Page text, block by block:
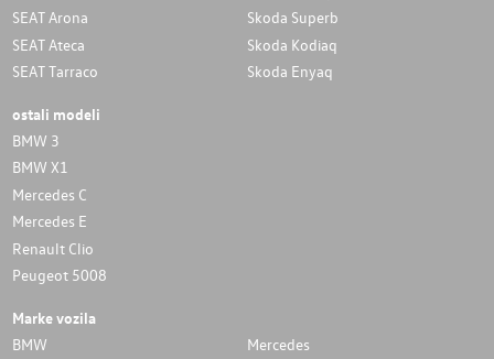
SEAT Arona
SEAT Ateca
SEAT Tarraco
Skoda Superb
Skoda Kodiaq
Skoda Enyaq
ostali modeli
BMW 3
BMW X1
Mercedes C
Mercedes E
Renault Clio
Peugeot 5008
Marke vozila
BMW
Mercedes